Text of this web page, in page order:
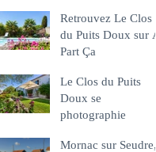
Retrouvez Le Clos
du Puits Doux sur A
Part Ça
Le Clos du Puits
Doux se
photographie
Mornac sur Seudre,